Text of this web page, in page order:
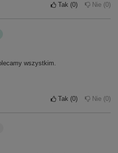
Tak 0 Nie 0
wszystkim.
Tak 0 Nie 0